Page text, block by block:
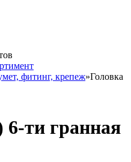
фитинг, крепеж»Головка
6-ти гранная